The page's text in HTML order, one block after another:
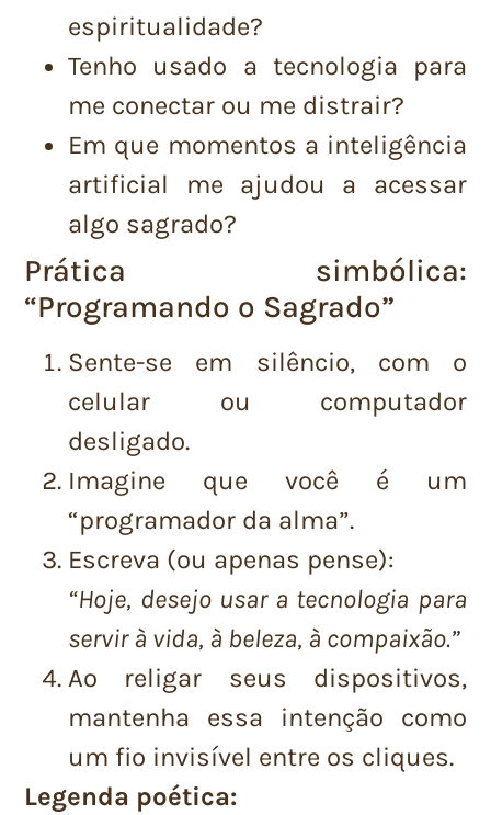
espiritualidade?
Tenho usado a tecnologia para
me conectar ou me distrair?
Em que momentos a inteligência
artificial me ajudou a acessar
algo sagrado?
Prática simbólica:
“Programando o Sagrado”
Sente-se em silêncio, com o
celular ou computador
desligado.
Imagine que você é um
“programador da alma”.
Escreva (ou apenas pense):
“Hoje, desejo usar a tecnologia para
servir à vida, à beleza, à compaixão.”
Ao religar seus dispositivos,
mantenha essa intenção como
um fio invisível entre os cliques.
Legenda poética: